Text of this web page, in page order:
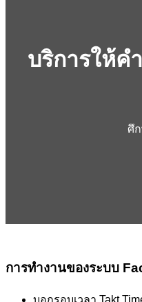
บริการให้ค
ศึ
การทำงานของระบบ
บอกรอบเวลา Takt